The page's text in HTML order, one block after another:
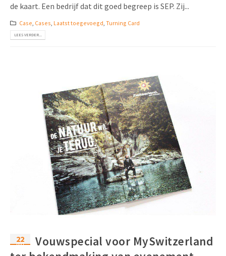
de kaart. Een bedrijf dat dit goed begreep is SEP. Zij...
Case Cases Laatst toegevoegd Turning Card
LEES VERDER...
22
mrt
Vouwspecial voor MySwitzerland